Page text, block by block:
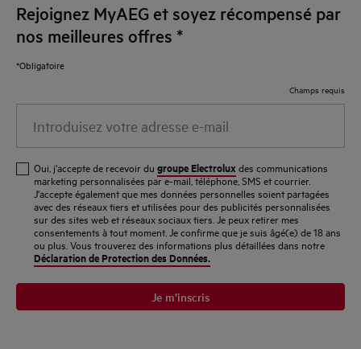
Rejoignez MyAEG et soyez récompensé par
nos meilleures offres *
*Obligatoire
Champs requis
votre
e-
mail
Oui, j'accepte de recevoir du groupe Electrolux des communications
marketing personnalisées par e-mail, téléphone, SMS et courrier.
J'accepte également que mes données personnelles soient partagées
avec des réseaux tiers et utilisées pour des publicités personnalisées
sur des sites web et réseaux sociaux tiers. Je peux retirer mes
consentements à tout moment. Je confirme que je suis âgé(e) de 18 ans
ou plus. Vous trouverez des informations plus détaillées dans notre
Déclaration de Protection des Données.
Je m’inscris